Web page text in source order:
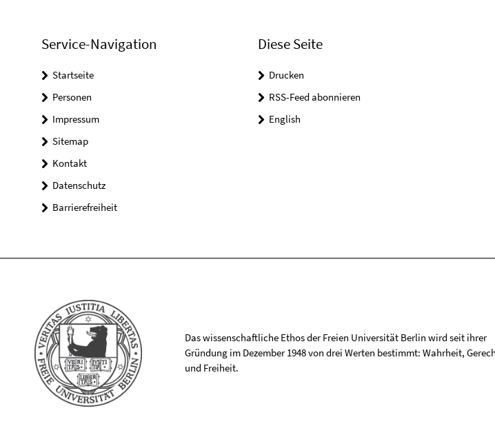
Service-Navigation
Startseite
Personen
Impressum
Sitemap
Kontakt
Datenschutz
Barrierefreiheit
Diese Seite
Drucken
RSS-Feed abonnieren
English
Das wissenschaftliche Ethos der Freien Universität Berlin wird seit ihrer
Gründung im Dezember 1948 von drei Werten bestimmt: Wahrheit,
und Freiheit.